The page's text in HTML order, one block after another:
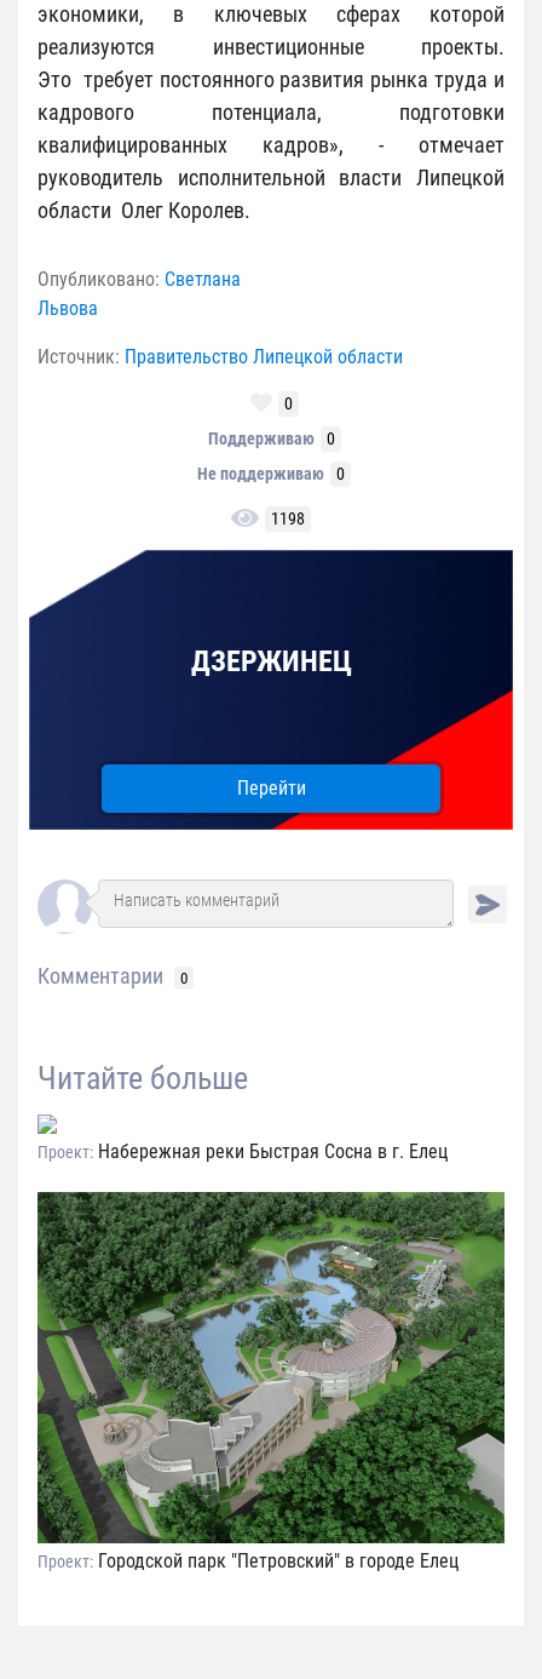
экономики, в ключевых сферах которой
реализуются инвестиционные проекты.
Это требует постоянного развития рынка труда и
кадрового потенциала, подготовки
квалифицированных кадров», - отмечает
руководитель исполнительной власти Липецкой
области Олег Королев.
Опубликовано: Светлана
Львова
Источник: Правительство Липецкой области
0
Поддерживаю
0
Не поддерживаю
0
1198
ДЗЕРЖИНЕЦ
Перейти
Комментарии 0
Читайте больше
Проект: Набережная реки Быстрая Сосна в г. Елец
Проект: Городской парк "Петровский" в городе Елец